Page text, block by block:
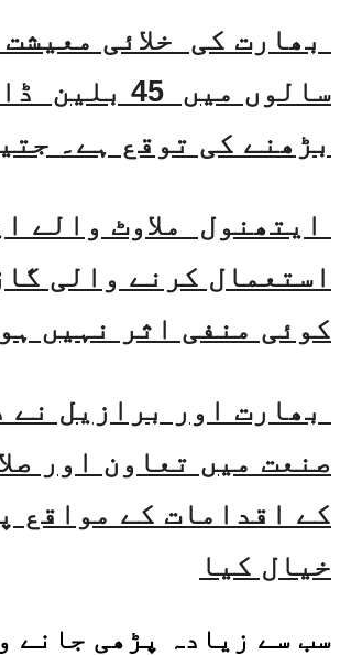
سالوں میں 45
بڑھنے کی توقع ہے۔
ایتھنول ملاوٹ والے
استعمال کرنے والی
کوئی منفی اثر نہیں
بھارت اور برازیل نے
صنعت میں تعاون اور
کے اقدامات کے مواقع
خیال کیا
سب سے زیادہ پڑھی جانے